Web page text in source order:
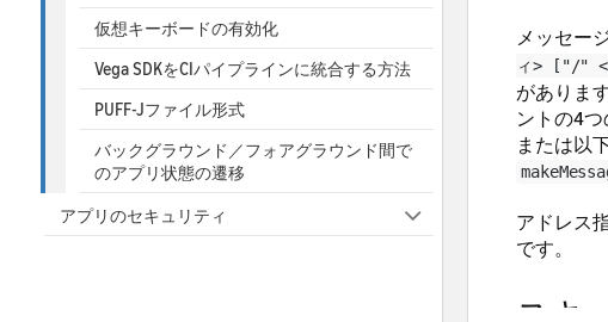
仮想キーボードの有効化
Vega SDKをCIパイプラインに統合する方法
PUFF-Jファイル形式
バックグラウンド／フォアグラウンド間で
のアプリ状態の遷移
アプリのセキュリティ
メッセー
ィ> ["/" <
がありま
ントの4
または以
アドレス
です。
スキ